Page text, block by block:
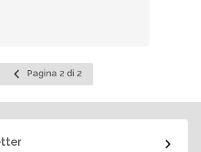
Pagina
precedente
Pagina 2 di 2